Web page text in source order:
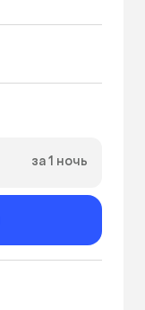
за 1 ночь